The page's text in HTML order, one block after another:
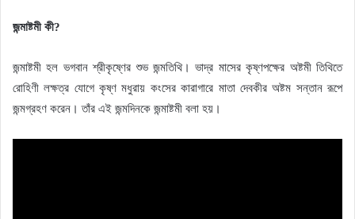
জন্মাষ্টমী কী?
জন্মাষ্টমী হল ভগবান শ্রীকৃষ্ণের শুভ জন্মতিথি। ভাদ্র মাসের কৃষ্ণপক্ষের অষ্টমী তিথিতে
রোহিণী লক্ষত্র যোগে কৃষ্ণ মধুরায় কংসের কারাগারে মাতা দেবকীর অষ্টম সন্তান রূপে
জন্মগ্রহণ করেন। তাঁর এই জন্মদিনকে জন্মাষ্টমী বলা হয়।